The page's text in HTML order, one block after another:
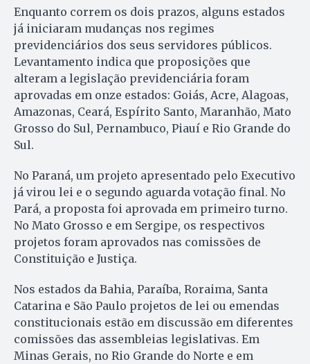
Enquanto correm os dois prazos, alguns estados
já iniciaram mudanças nos regimes
previdenciários dos seus servidores públicos.
Levantamento indica que proposições que
alteram a legislação previdenciária foram
aprovadas em onze estados: Goiás, Acre, Alagoas,
Amazonas, Ceará, Espírito Santo, Maranhão, Mato
Grosso do Sul, Pernambuco, Piauí e Rio Grande do
Sul.
No Paraná, um projeto apresentado pelo Executivo
já virou lei e o segundo aguarda votação final. No
Pará, a proposta foi aprovada em primeiro turno.
No Mato Grosso e em Sergipe, os respectivos
projetos foram aprovados nas comissões de
Constituição e Justiça.
Nos estados da Bahia, Paraíba, Roraima, Santa
Catarina e São Paulo projetos de lei ou emendas
constitucionais estão em discussão em diferentes
comissões das assembleias legislativas. Em
Minas Gerais, no Rio Grande do Norte e em